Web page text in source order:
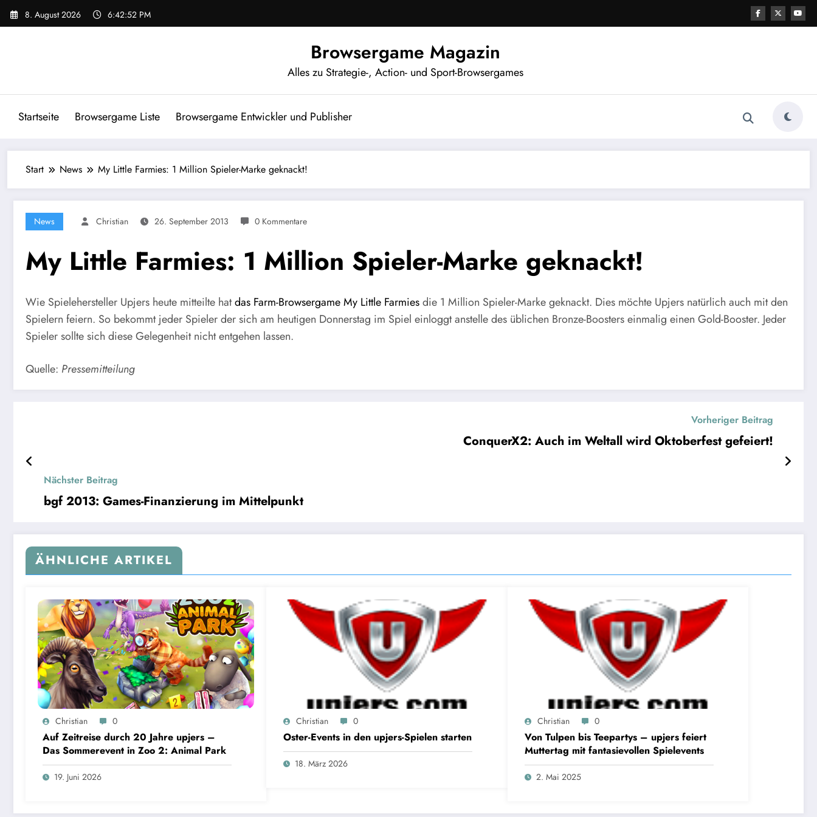
Zum
Inhalt
8. August 2026 6:42:52 PM
Browsergame Magazin
Alles zu Strategie-, Action- und Sport-Browsergames
Startseite Browsergame Liste Browsergame Entwickler und Publisher
Start News My Little Farmies: 1 Million Spieler-Marke geknackt!
News Christian 26. September 2013 0 Kommentare
My Little Farmies: 1 Million Spieler-Marke geknackt!
Wie Spielehersteller Upjers heute mitteilte hatdas Farm-Browsergame My Little Farmiesdie 1 Million Spieler-Marke geknackt. Dies möchte Upjers natürlich auch mit den
Spielern feiern. So bekommt jeder Spieler der sich am heutigen Donnerstag im Spiel einloggt anstelle des üblichen Bronze-Boosters einmalig einen Gold-Booster. Jeder
Spieler sollte sich diese Gelegenheit nicht entgehen lassen.
Quelle: Pressemitteilung
Vorheriger Beitrag
ConquerX2: Auch im Weltall wird Oktoberfest gefeiert!
Nächster Beitrag
bgf 2013: Games-Finanzierung im Mittelpunkt
ÄHNLICHE ARTIKEL
Christian 0
Auf Zeitreise durch 20 Jahre upjers –
Das Sommerevent in Zoo 2: Animal Park
19. Juni 2026
Christian 0
Oster-Events in den upjers-Spielen starten
18. März 2026
Christian 0
Von Tulpen bis Teepartys – upjers feiert
Muttertag mit fantasievollen Spielevents
2. Mai 2025